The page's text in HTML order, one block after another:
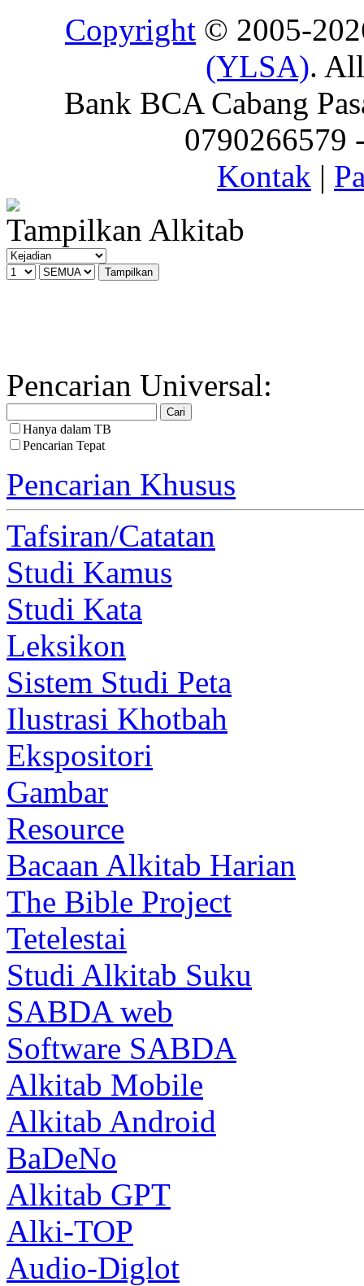
Copyright © 2005-
(YLSA).
Bank BCA Cabang
0790266579
Kontak |
Tampilkan Alkitab
Pencarian Universal:
Hanya dalam TB
Pencarian Tepat
Pencarian Khusus
Tafsiran/Catatan
Studi Kamus
Studi Kata
Leksikon
Sistem Studi Peta
Ilustrasi Khotbah
Ekspositori
Gambar
Resource
Bacaan Alkitab Harian
The Bible Project
Tetelestai
Studi Alkitab Suku
SABDA web
Software SABDA
Alkitab Mobile
Alkitab Android
BaDeNo
Alkitab GPT
Alki-TOP
Audio-Diglot